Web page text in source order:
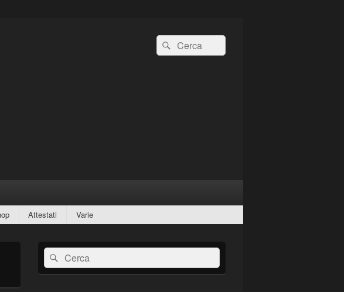
Cerca:Cerca
Attestati Varie
Area
widget
barra
laterale
Cerca:Cerca